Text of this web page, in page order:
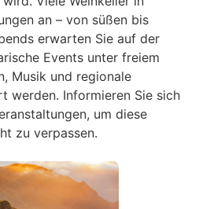
an – von süßen bis
erwarten Sie auf der
Events unter freiem
Musik und regionale
werden. Informieren Sie sich
um diese
zu verpassen.